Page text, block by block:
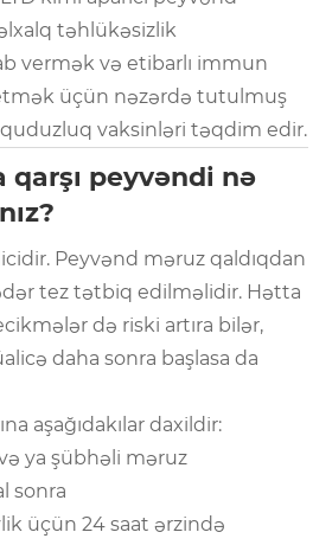
təhlükəsizlik
vermək və etibarlı immun
üçün nəzərdə tutulmuş
vaksinləri təqdim edir.
qarşı peyvəndi nə
Peyvənd məruz qaldıqdan
tez tətbiq edilməlidir. Hətta
də riski artıra bilər,
daha sonra başlasa da
aşağıdakılar daxildir:
ya şübhəli məruz
sonra
üçün 24 saat ərzində